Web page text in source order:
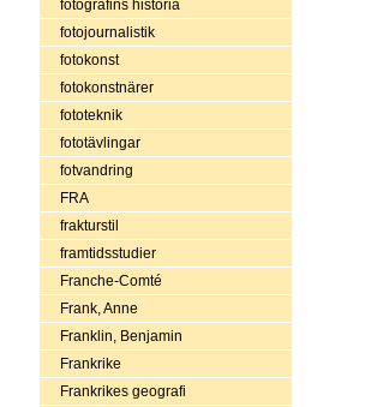
fotografins historia
fotojournalistik
fotokonst
fotokonstnärer
fototeknik
fototävlingar
fotvandring
FRA
frakturstil
framtidsstudier
Franche-Comté
Frank, Anne
Franklin, Benjamin
Frankrike
Frankrikes geografi